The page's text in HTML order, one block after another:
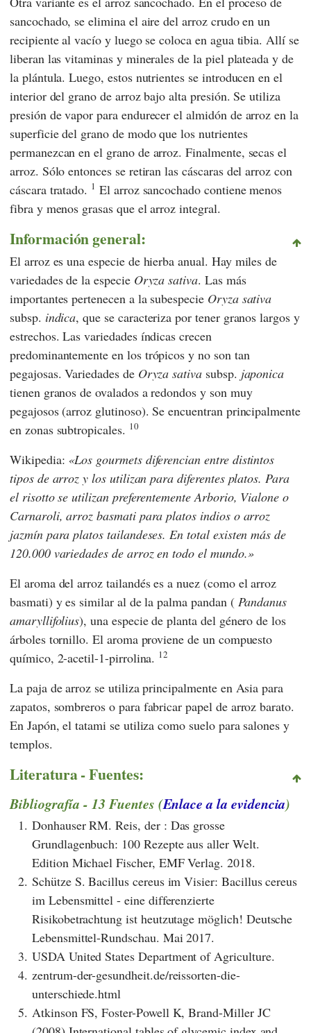
sancochado, se elimina el aire del arroz crudo en un
recipiente al vacío y luego se coloca en agua tibia. Allí se
liberan las vitaminas y minerales de la piel plateada y de
la plántula. Luego, estos nutrientes se introducen en el
interior del grano de arroz bajo alta presión. Se utiliza
presión de vapor para endurecer el almidón de arroz en la
superficie del grano de modo que los nutrientes
permanezcan en el grano de arroz. Finalmente, secas el
arroz. Sólo entonces se retiran las cáscaras del arroz con
cáscara tratado. 1 El arroz sancochado contiene menos
fibra y menos grasas que el arroz integral.
Información general:
El arroz es una especie de hierba anual. Hay miles de
variedades de la especie Oryza sativa. Las más
importantes pertenecen a la subespecie Oryza sativa
subsp. indica, que se caracteriza por tener granos largos y
estrechos. Las variedades índicas crecen
predominantemente en los trópicos y no son tan
pegajosas. Variedades de Oryza sativa subsp. japonica
tienen granos de ovalados a redondos y son muy
pegajosos (arroz glutinoso). Se encuentran principalmente
en zonas subtropicales. 10
Wikipedia: Los gourmets diferencian entre distintos
tipos de arroz y los utilizan para diferentes platos. Para
el risotto se utilizan preferentemente Arborio, Vialone o
Carnaroli, arroz basmati para platos indios o arroz
jazmín para platos tailandeses. En total existen más de
120.000 variedades de arroz en todo el mundo.
El aroma del arroz tailandés es a nuez (como el arroz
basmati) y es similar al de la palma pandan ( Pandanus
amaryllifolius), una especie de planta del género de los
árboles tornillo. El aroma proviene de un compuesto
químico, 2-acetil-1-pirrolina. 12
La paja de arroz se utiliza principalmente en Asia para
zapatos, sombreros o para fabricar papel de arroz barato.
En Japón, el tatami se utiliza como suelo para salones y
templos.
Literatura - Fuentes:
Bibliografía - 13 Fuentes (Enlace a la evidencia)
1. Donhauser RM. Reis, der : Das grosse
Grundlagenbuch: 100 Rezepte aus aller Welt.
Edition Michael Fischer, EMF Verlag. 2018.
2. Schütze S. Bacillus cereus im Visier: Bacillus cereus
im Lebensmittel - eine differenzierte
Risikobetrachtung ist heutzutage möglich! Deutsche
Lebensmittel-Rundschau. Mai 2017.
3. USDA United States Department of Agriculture.
4. zentrum-der-gesundheit.de/reissorten-die-
unterschiede.html
5. Atkinson FS, Foster-Powell K, Brand-Miller JC